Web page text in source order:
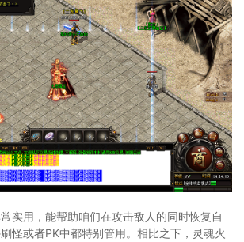
实用，能帮助咱们在攻击敌人的同时恢复自
怪或者PK中都特别管用。相比之下，灵魂火